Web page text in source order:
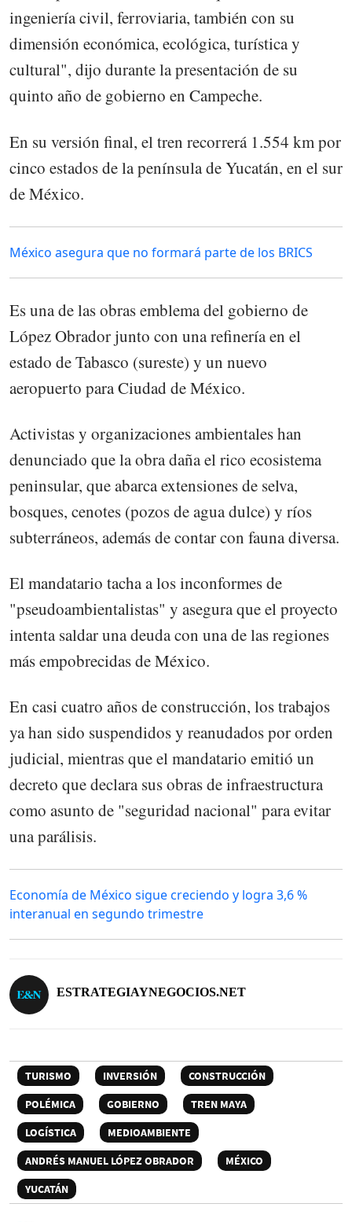
ingeniería civil, ferroviaria, también con su
dimensión económica, ecológica, turística y
cultural", dijo durante la presentación de su
quinto año de gobierno en Campeche.
En su versión final, el tren recorrerá 1.554 km por
cinco estados de la península de Yucatán, en el sur
de México.
México asegura que no formará parte de los BRICS
Es una de las obras emblema del gobierno de
López Obrador junto con una refinería en el
estado de Tabasco (sureste) y un nuevo
aeropuerto para Ciudad de México.
Activistas y organizaciones ambientales han
denunciado que la obra daña el rico ecosistema
peninsular, que abarca extensiones de selva,
bosques, cenotes (pozos de agua dulce) y ríos
subterráneos, además de contar con fauna diversa.
El mandatario tacha a los inconformes de
"pseudoambientalistas" y asegura que el proyecto
intenta saldar una deuda con una de las regiones
más empobrecidas de México.
En casi cuatro años de construcción, los trabajos
ya han sido suspendidos y reanudados por orden
judicial, mientras que el mandatario emitió un
decreto que declara sus obras de infraestructura
como asunto de "seguridad nacional" para evitar
una parálisis.
Economía de México sigue creciendo y logra 3,6 %
interanual en segundo trimestre
ESTRATEGIAYNEGOCIOS.NET
TURISMO INVERSIÓN
CONSTRUCCIÓN
POLÉMICA
GOBIERNO
TREN MAYA
LOGÍSTICA
MEDIOAMBIENTE
ANDRÉS MANUEL LÓPEZ OBRADOR
MÉXICO
YUCATÁN